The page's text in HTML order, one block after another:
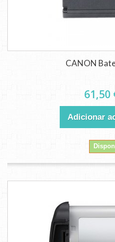
CANON
61,50
Adicionar